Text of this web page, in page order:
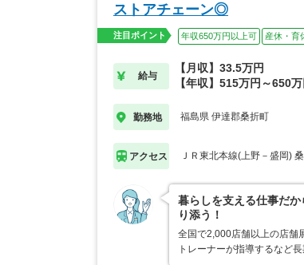
ストアチェーン◎
注目ポイント 年収650万円以上可 産休・育
給与
【月収】33.5万円
【年収】515万円～650万
勤務地 福島県 伊達郡桑折町
アクセス ＪＲ東北本線(上野－盛岡)
暮らしを支える仕事だ
り添う！
全国で2,000店舗以上の店舗
トレーナーが指導するなど